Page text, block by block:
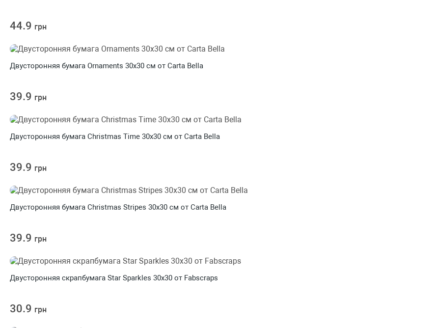
44.9 грн
Двусторонняя бумага Ornaments 30х30 см от Carta Bella
39.9 грн
Двусторонняя бумага Christmas Time 30х30 см от Carta Bella
39.9 грн
Двусторонняя бумага Christmas Stripes 30х30 см от Carta Bella
39.9 грн
Двусторонняя скрапбумага Star Sparkles 30х30 от Fabscraps
30.9 грн